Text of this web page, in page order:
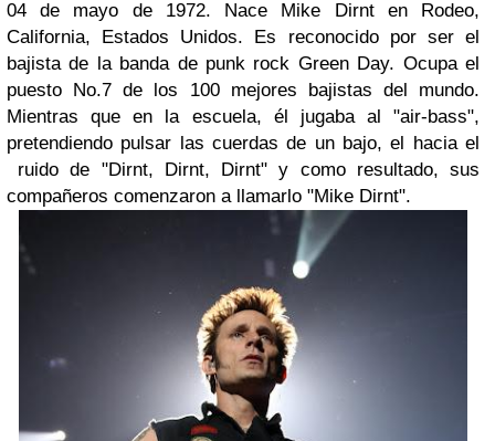
04 de mayo de 1972. Nace Mike Dirnt en Rodeo,
California, Estados Unidos. Es reconocido por ser el
bajista de la banda de punk rock Green Day. Ocupa el
puesto No.7 de los 100 mejores bajistas del mundo.
Mientras que en la escuela, él jugaba al "air-bass",
pretendiendo pulsar las cuerdas de un bajo, el hacia el
ruido de "Dirnt, Dirnt, Dirnt" y como resultado, sus
compañeros comenzaron a llamarlo "Mike Dirnt".